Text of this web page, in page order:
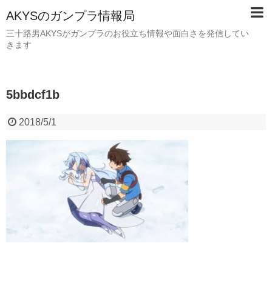
AKYSのガンプラ情報局
三十路男AKYSがガンプラのお役立ち情報や面白さを発信してい
きます
5bbdcf1b
2018/5/1